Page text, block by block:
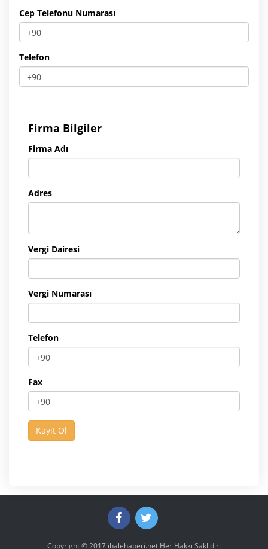
Cep Telefonu Numarası
Telefon
Firma Bilgiler
Firma Adı
Adres
Vergi Dairesi
Vergi Numarası
Telefon
Fax
Copyright © 2017 ihalehaberi.net Her Hakkı Saklıdır.